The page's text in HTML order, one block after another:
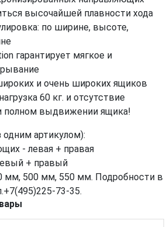
высочайшей плавности хода
по ширине, высоте,
гарантирует мягкое и
и очень широких ящиков
60 кг. и отсутствие
полном выдвижении ящика!
одним артикулом):
- левая + правая
+ правый
мм, 500 мм, 550 мм. Подробности в
73-35.